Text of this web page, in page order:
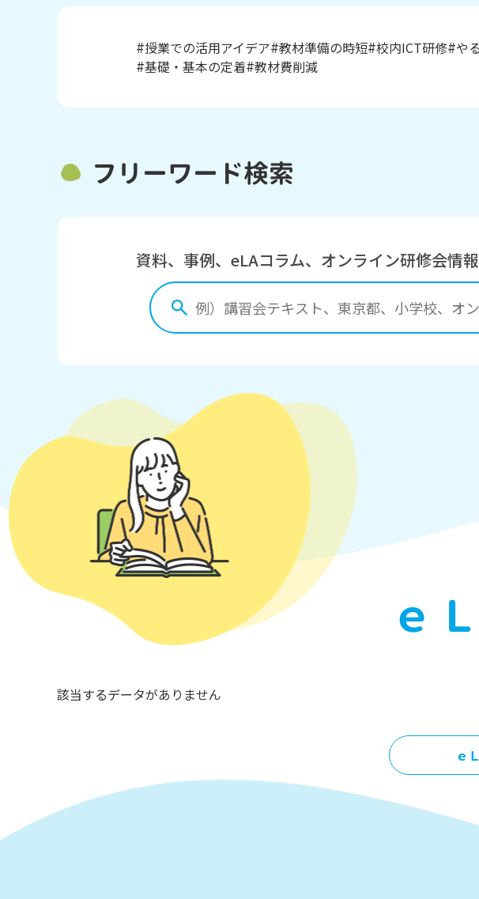
授業での活用アイデア 教材準備の時短 校内ICT研修 や
基礎・基本の定着 教材費削減
フリーワード検索
資料、事例、eLAコラム、オンライン研修会情
ｅ
該当するデータがありません
ｅ